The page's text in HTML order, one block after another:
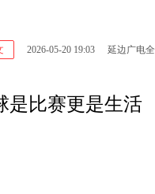
2026-05-20 19:03 延边广电
是比赛更是生活